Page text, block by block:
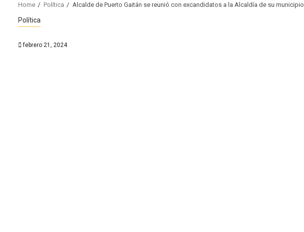
Home Política Alcalde de Puerto Gaitán se reunió con excandidatos a la Alcaldía de su municipio
Política
febrero 21, 2024